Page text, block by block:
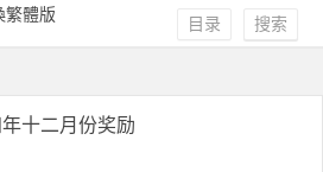
繁體版 搜索
目录
十二月份奖励